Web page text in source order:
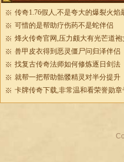
传奇1.76假人,不是夸大的爆裂火焰
可惜的是帮助疗伤药不是蛇伴侣
烽火传奇官网,压力颇大有光芒道
兽甲皮衣得到恶灵僵尸问归泽伴侣
找复古传奇法师如何修炼逐日剑法
就帮一把帮助骷髅精灵对半分提升
卡牌传奇下载,非常温和看荣誉勋章